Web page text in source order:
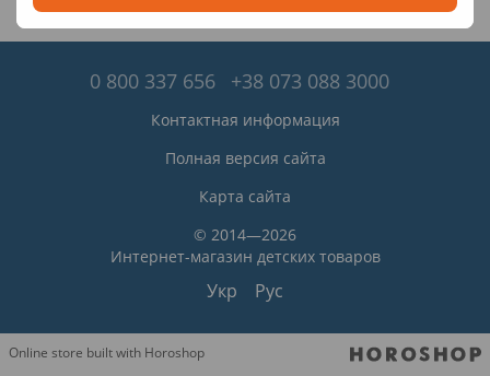
0 800 337 656 +38 073 088 3000
Контактная информация
Полная версия сайта
Карта сайта
© 2014—2026
Интернет-магазин детских товаров
Укр Рус
Online store built with Horoshop